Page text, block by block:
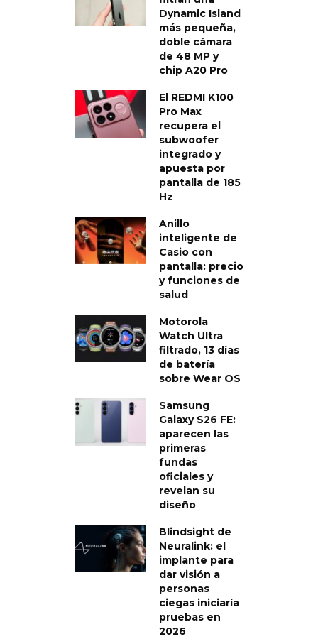
Dynamic Island
más pequeña,
doble cámara
de 48 MP y
chip A20 Pro
El REDMI K100
Pro Max
recupera el
subwoofer
integrado y
apuesta por
pantalla de 185
Hz
Anillo
inteligente de
Casio con
pantalla: precio
y funciones de
salud
Motorola
Watch Ultra
filtrado, 13 días
de batería
sobre Wear OS
Samsung
Galaxy S26 FE:
aparecen las
primeras
fundas
oficiales y
revelan su
diseño
Blindsight de
Neuralink: el
implante para
dar visión a
personas
ciegas iniciaría
pruebas en
2026